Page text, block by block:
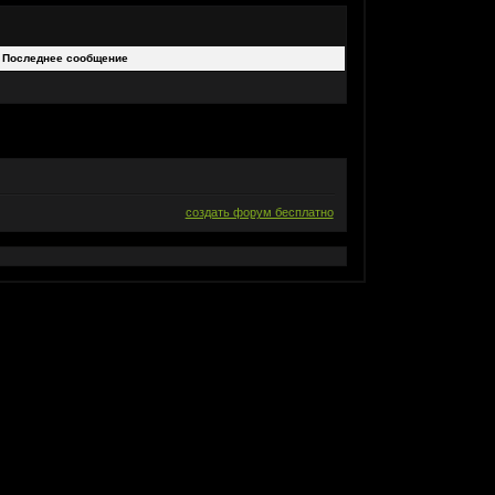
Последнее сообщение
создать форум бесплатно